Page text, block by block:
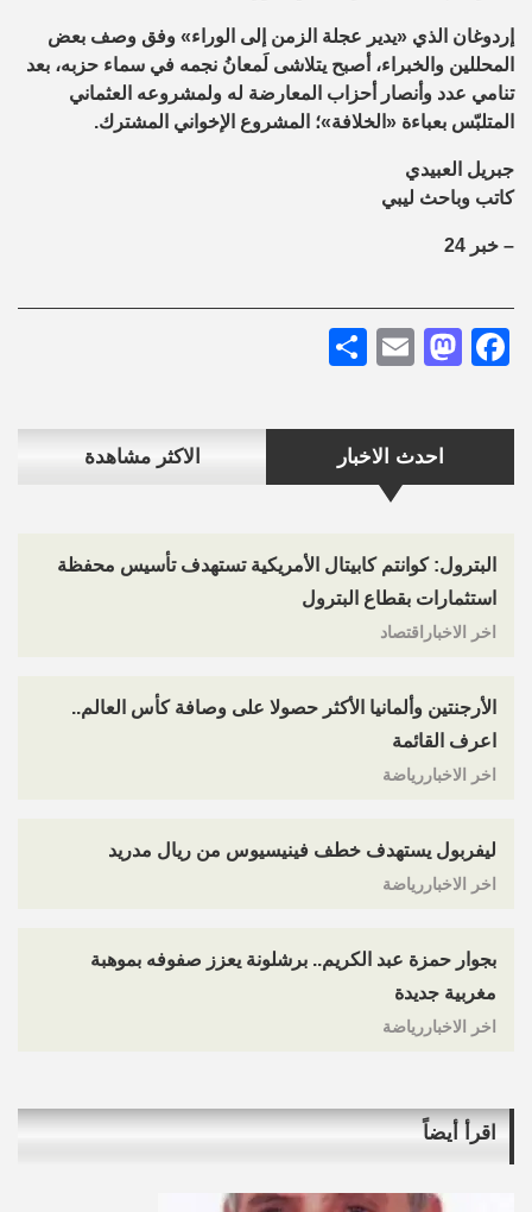
احدث الاخبار الاكثر مشاهدة
البترول: كوانتم كابيتال الأمريكية تستهدف تأسيس محفظة
استثمارات بقطاع البترول
اخر الاخباراقتصاد
الأرجنتين وألمانيا الأكثر حصولا على وصافة كأس العالم..
اعرف القائمة
اخر الاخباررياضة
ليفربول يستهدف خطف فينيسيوس من ريال مدريد
اخر الاخباررياضة
بجوار حمزة عبد الكريم.. برشلونة يعزز صفوفه بموهبة
مغربية جديدة
اخر الاخباررياضة
إردوغان الذي «يدير عجلة الزمن إلى الوراء» وفق وصف بعض
المحللين والخبراء، أصبح يتلاشى لَمعانُ نجمه في سماء حزبه، بعد
تنامي عدد وأنصار أحزاب المعارضة له ولمشروعه العثماني
المتلبّس بعباءة «الخلافة»؛ المشروع الإخواني المشترك.
جبريل العبيدي
كاتب وباحث ليبي
– خبر 24
Facebook
Mastodon
Email
اقرأ أيضاً